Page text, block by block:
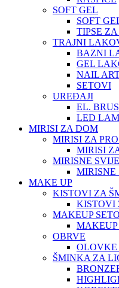
SOFT GEL
SOFT
TIPSE
TRAJNI
BAZNI
GEL
NAIL
SETOVI
UREĐAJI
EL.
LED
MIRISI ZA DOM
MIRISI ZA
MIRISI
MIRISNE
MIRISNE
MAKE UP
KISTOVI ZA
KISTOVI
MAKEUP
OBRVE
OLOVKE
ŠMINKA ZA